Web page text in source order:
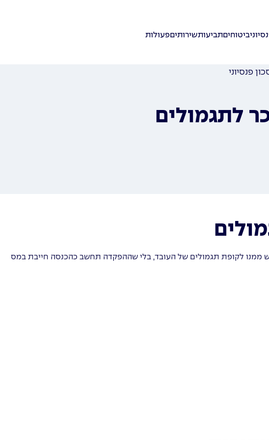
ביטוחיםתביעותשירותיםפעולות
פנסיוני
לתגמולים
ממנו לקופת תגמולים של העובד, בלי שההפקדה תחשב כהכנסה חייבת במס